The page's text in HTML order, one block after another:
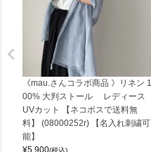
《mau.さんコラボ商品 》リネン 1
00% 大判ストール レディース
UVカット 【ネコポスで送料無
料】 (08000252r) 【名入れ刺繍可
能】
¥5,900(税込)